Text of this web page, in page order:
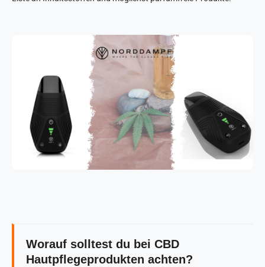
Worauf solltest du bei CBD
Hautpflegeprodukten achten?